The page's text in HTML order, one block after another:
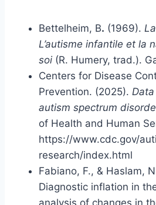
Bettelheim, B. (1969).
L’autisme infantile et la
soi (R. Humery, trad.).
Centers for Disease
Prevention. (2025).
autism spectrum
of Health and Human
https://www.cdc.gov/
research/index.html
Fabiano, F., & Haslam,
Diagnostic inflation in
analysis of changes in